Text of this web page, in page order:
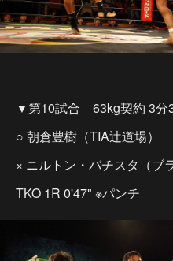
▼第10試合 63kg契約 3分
○ 朝倉豊樹（TIA辻道場）
× ニルトン・バチスタ（ブ
TKO 1R 0'47" ※パンチ